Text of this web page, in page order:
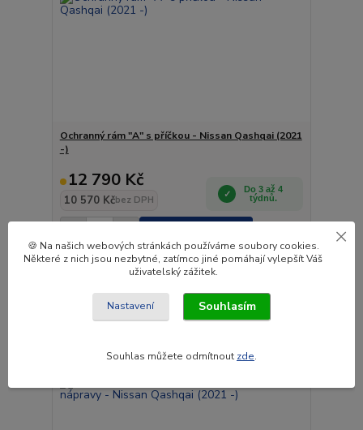
Ochranný rám "A" s příčkou - Nissan Qashqai (2021
-)
12 790 Kč
10 570 Kčbez DPH
Do 3 až 4
týdnů.
🍪 Na našich webových stránkách používáme soubory cookies.
Některé z nich jsou nezbytné, zatímco jiné pomáhají vylepšít Váš
uživatelský zážitek.
Nastavení Souhlasím
Souhlas můžete odmítnout zde.